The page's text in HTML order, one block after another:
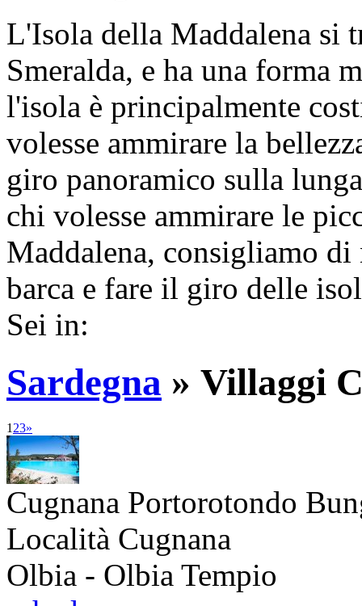
L'Isola della Maddalena si
Smeralda, e ha una forma
l'isola è principalmente
volesse ammirare la
giro panoramico sulla
chi volesse ammirare le
Maddalena, consigliamo
barca e fare il giro delle
Sei in:
Sardegna » Villaggi
1 23»
Cugnana Portorotondo
Località Cugnana
Olbia - Olbia Tempio